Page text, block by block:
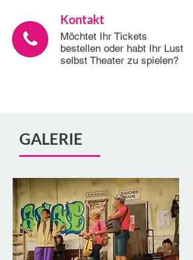
Kontakt
Möchtet Ihr Tickets
bestellen oder habt Ihr Lust
selbst Theater zu spielen?
GALERIE